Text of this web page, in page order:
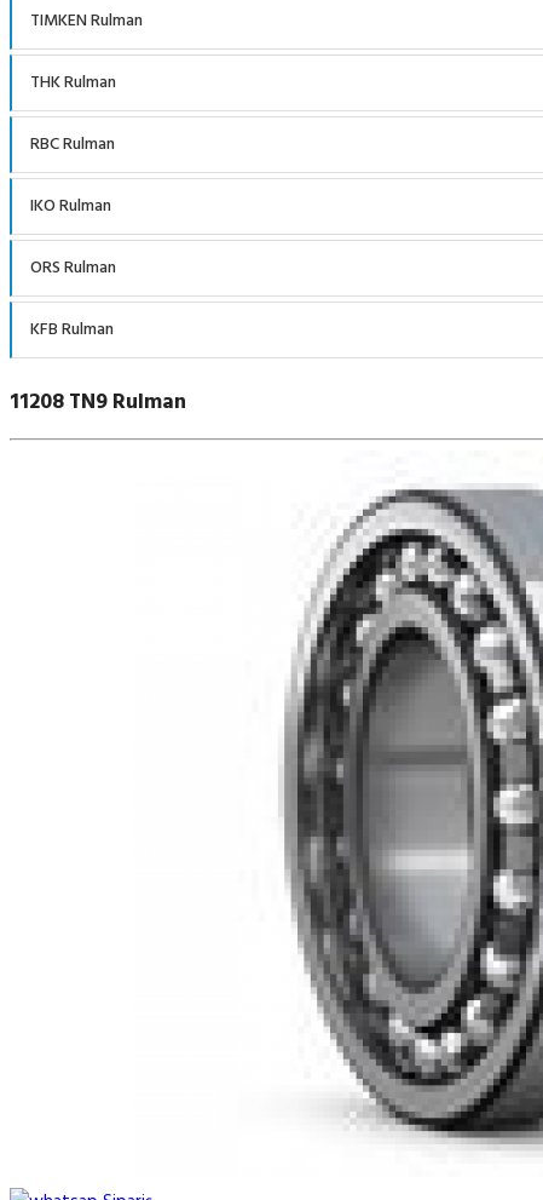
TIMKEN Rulman
THK Rulman
RBC Rulman
IKO Rulman
ORS Rulman
KFB Rulman
11208 TN9 Rulman